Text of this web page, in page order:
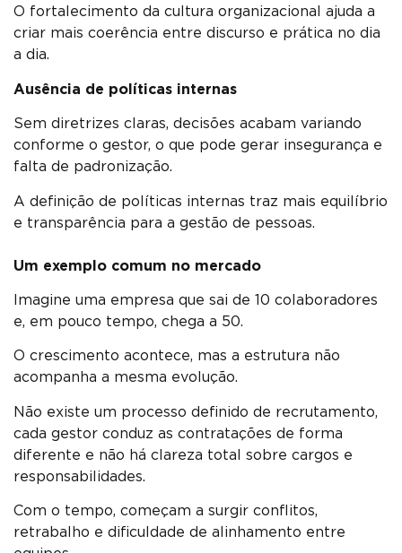
O fortalecimento da cultura organizacional ajuda a
criar mais coerência entre discurso e prática no dia
a dia.
Ausência de políticas internas
Sem diretrizes claras, decisões acabam variando
conforme o gestor, o que pode gerar insegurança e
falta de padronização.
A definição de políticas internas traz mais equilíbrio
e transparência para a gestão de pessoas.
Um exemplo comum no mercado
Imagine uma empresa que sai de 10 colaboradores
e, em pouco tempo, chega a 50.
O crescimento acontece, mas a estrutura não
acompanha a mesma evolução.
Não existe um processo definido de recrutamento,
cada gestor conduz as contratações de forma
diferente e não há clareza total sobre cargos e
responsabilidades.
Com o tempo, começam a surgir conflitos,
retrabalho e dificuldade de alinhamento entre